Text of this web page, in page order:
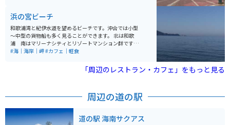
浜の宮ビーチ
和歌浦湾と紀伊水道を望めるビーチです。沖合では小型
～中型の貨物船も多く見ることができます。 北は和歌
浦 南はマリーナシティとリゾートマンション群です。
紀伊水道に沈む夕日がきれいな場所でもあります。 夏は
#海｜海岸｜岬#カフェ｜軽食
「周辺のレストラン・カフェ」をもっと見る
周辺の道の駅
道の駅 海南サクアス